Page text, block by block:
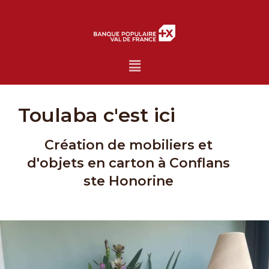
Menu
Toulaba c'est ici
Création de mobiliers et
d'objets en carton à Conflans
ste Honorine